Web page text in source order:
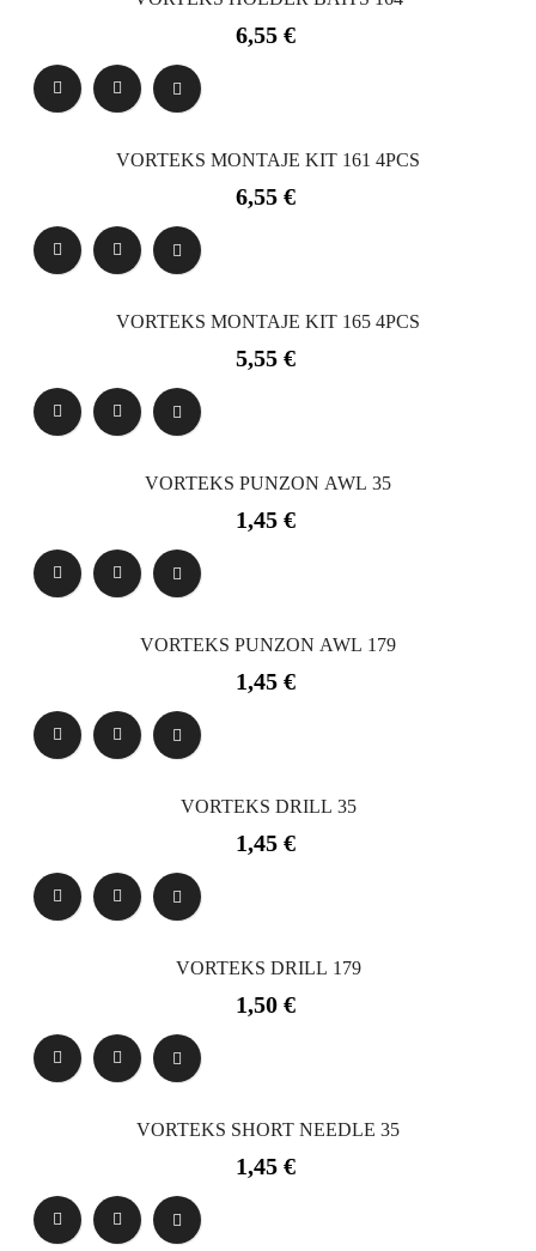
Precio
6,55 €
VORTEKS MONTAJE KIT 161 4PCS
Precio
6,55 €
VORTEKS MONTAJE KIT 165 4PCS
Precio
5,55 €
VORTEKS PUNZON AWL 35
Precio
1,45 €
VORTEKS PUNZON AWL 179
Precio
1,45 €
VORTEKS DRILL 35
Precio
1,45 €
VORTEKS DRILL 179
Precio
1,50 €
VORTEKS SHORT NEEDLE 35
Precio
1,45 €